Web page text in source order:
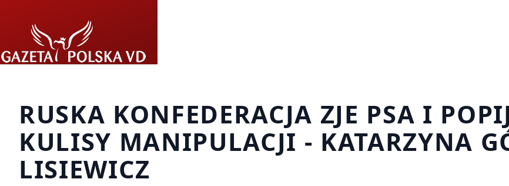
RUSKA KONFEDERACJA ZJE PSA I
KULISY MANIPULACJI - KATARZYNA
LISIEWICZ